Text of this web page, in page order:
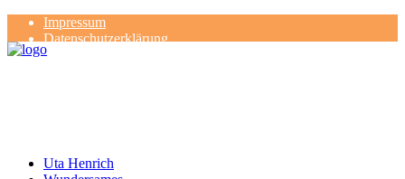
Impressum
Datenschutzerklärung
Kontakt
Uta Henrich